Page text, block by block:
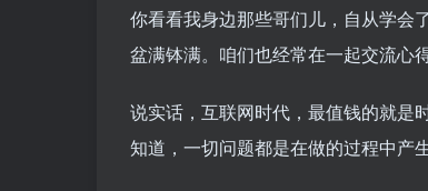
你看看我身边那些哥们儿，自从学会
盆满钵满。咱们也经常在一起交流心
说实话，互联网时代，最值钱的就是
知道，一切问题都是在做的过程中产